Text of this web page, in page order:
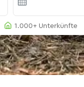
1.000+ Unterkünfte